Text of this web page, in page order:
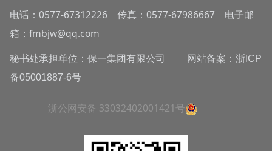
电话：0577-67312226 传真：0577-67986667 电子邮
箱：fmbjw@qq.com
秘书处承担单位：保一集团有限公司 网站备案： 浙ICP
备05001887-6号
浙公网安备 33032402001421号